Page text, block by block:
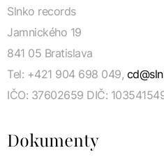
Slnko records
Jamnického 19
841 05 Bratislava
Tel: +421 904 698 049,
IČO: 37602659 DIČ:
Dokumenty